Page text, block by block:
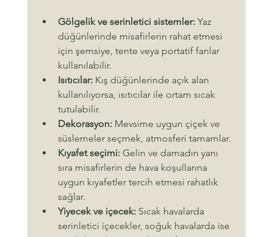
Gölgelik ve serinletici sistemler: Yaz
düğünlerinde misafirlerin rahat etmesi
için şemsiye, tente veya portatif fanlar
kullanılabilir.
Isıtıcılar: Kış düğünlerinde açık alan
kullanılıyorsa, ısıtıcılar ile ortam sıcak
tutulabilir.
Dekorasyon: Mevsime uygun çiçek ve
süslemeler seçmek, atmosferi tamamlar.
Kıyafet seçimi: Gelin ve damadın yanı
sıra misafirlerin de hava koşullarına
uygun kıyafetler tercih etmesi rahatlık
sağlar.
Yiyecek ve içecek: Sıcak havalarda
serinletici içecekler, soğuk havalarda ise